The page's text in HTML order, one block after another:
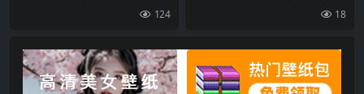
124 18